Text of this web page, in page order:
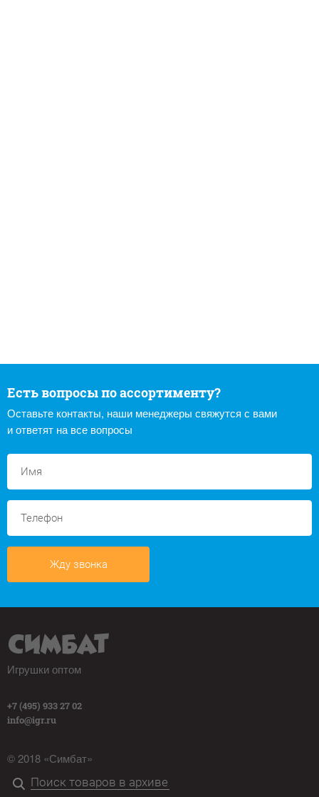
Есть вопросы по ассортименту?
Оставьте контакты, наши менеджеры свяжутся с вами
и ответят на все вопросы
Жду звонка
Игрушки оптом
+7 (495) 933 27 02
info@igr.ru
© 2018 «Симбат»